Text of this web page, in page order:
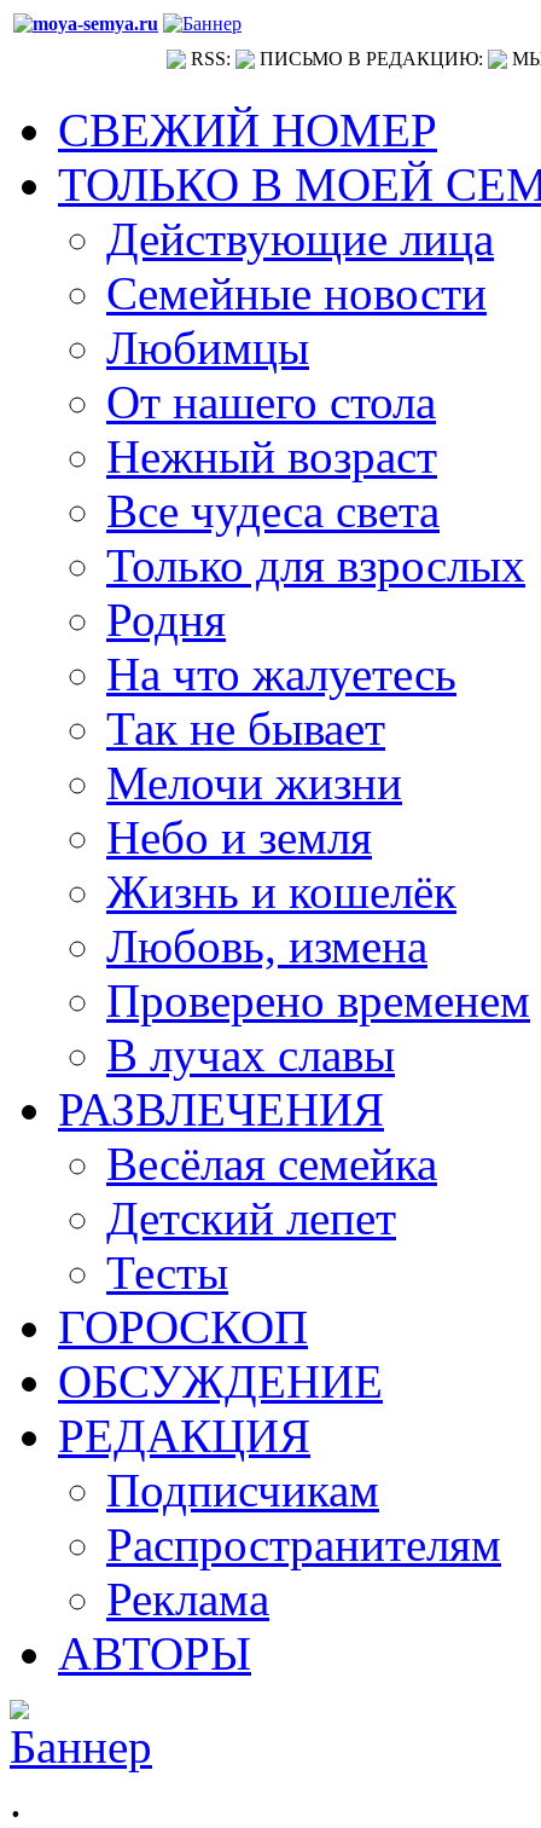
RSS: ПИСЬМО В РЕДАКЦИЮ:
СВЕЖИЙ НОМЕР
ТОЛЬКО В МОЕЙ
Действующие лица
Семейные новости
Любимцы
От нашего стола
Нежный возраст
Все чудеса света
Только для взрослых
Родня
На что жалуетесь
Так не бывает
Мелочи жизни
Небо и земля
Жизнь и кошелёк
Любовь, измена
Проверено временем
В лучах славы
РАЗВЛЕЧЕНИЯ
Весёлая семейка
Детский лепет
Тесты
ГОРОСКОП
ОБСУЖДЕНИЕ
РЕДАКЦИЯ
Подписчикам
Распространителям
Реклама
АВТОРЫ
.